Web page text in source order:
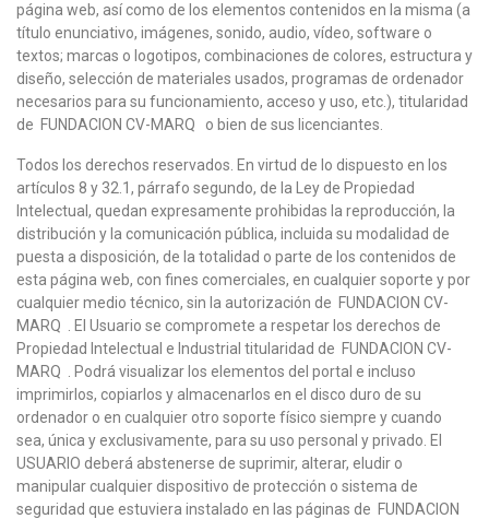
página web, así como de los elementos contenidos en la misma (a
título enunciativo, imágenes, sonido, audio, vídeo, software o
textos; marcas o logotipos, combinaciones de colores, estructura y
diseño, selección de materiales usados, programas de ordenador
necesarios para su funcionamiento, acceso y uso, etc.), titularidad
de FUNDACION CV-MARQ o bien de sus licenciantes.
Todos los derechos reservados. En virtud de lo dispuesto en los
artículos 8 y 32.1, párrafo segundo, de la Ley de Propiedad
Intelectual, quedan expresamente prohibidas la reproducción, la
distribución y la comunicación pública, incluida su modalidad de
puesta a disposición, de la totalidad o parte de los contenidos de
esta página web, con fines comerciales, en cualquier soporte y por
cualquier medio técnico, sin la autorización de FUNDACION CV-
MARQ . El Usuario se compromete a respetar los derechos de
Propiedad Intelectual e Industrial titularidad de FUNDACION CV-
MARQ . Podrá visualizar los elementos del portal e incluso
imprimirlos, copiarlos y almacenarlos en el disco duro de su
ordenador o en cualquier otro soporte físico siempre y cuando
sea, única y exclusivamente, para su uso personal y privado. El
USUARIO deberá abstenerse de suprimir, alterar, eludir o
manipular cualquier dispositivo de protección o sistema de
seguridad que estuviera instalado en las páginas de FUNDACION